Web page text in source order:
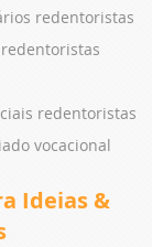
redentoristas
redentoristas
vocacional
Ideias &